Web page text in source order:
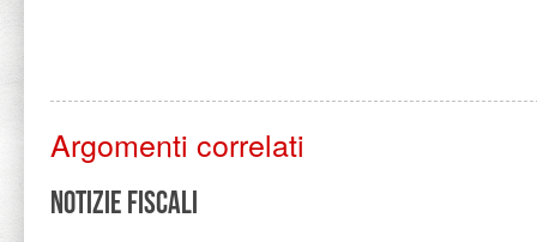
Argomenti correlati
Notizie Fiscali